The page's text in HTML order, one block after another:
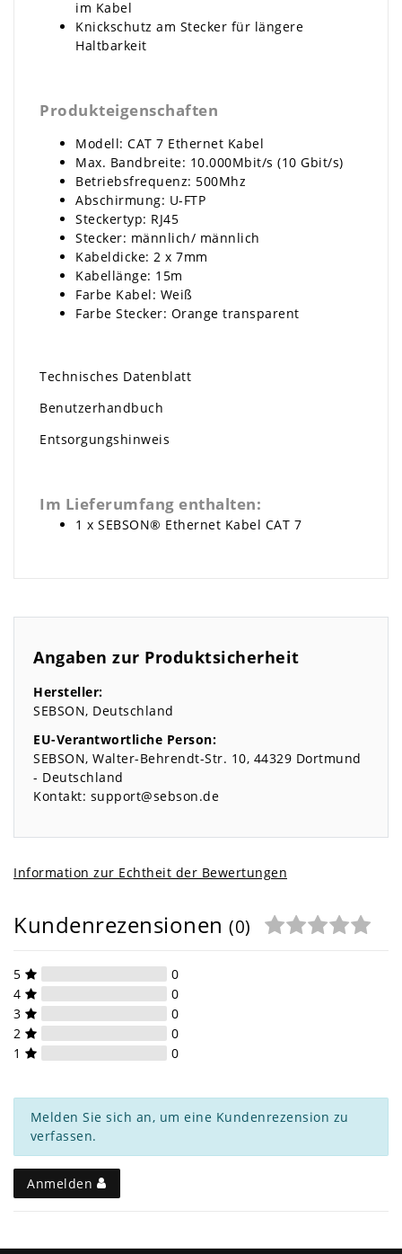
im Kabel
Knickschutz am Stecker für längere
Haltbarkeit
Produkteigenschaften
Modell: CAT 7 Ethernet Kabel
Max. Bandbreite: 10.000Mbit/s (10 Gbit/s)
Betriebsfrequenz: 500Mhz
Abschirmung: U-FTP
Steckertyp: RJ45
Stecker: männlich/ männlich
Kabeldicke: 2 x 7mm
Kabellänge: 15m
Farbe Kabel: Weiß
Farbe Stecker: Orange transparent
Technisches Datenblatt
Benutzerhandbuch
Entsorgungshinweis
Im Lieferumfang enthalten:
1 x SEBSON® Ethernet Kabel CAT 7
Angaben zur Produktsicherheit
Hersteller:
SEBSON Deutschland
EU-Verantwortliche Person:
SEBSON Walter-Behrendt-Str. 10 44329 Dortmund
Deutschland
Kontakt: support@sebson.de
Information zur Echtheit der Bewertungen
Kundenrezensionen (0)
5
0
4
0
3
0
2
0
1
0
Melden Sie sich an, um eine Kundenrezension zu
verfassen.
Anmelden